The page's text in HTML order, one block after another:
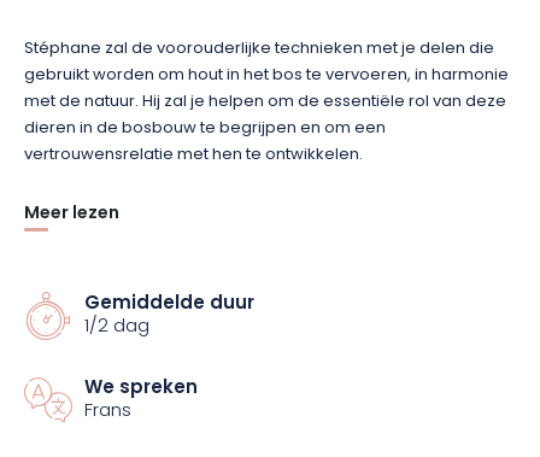
Stéphane zal de voorouderlijke technieken met je delen die
gebruikt worden om hout in het bos te vervoeren, in harmonie
met de natuur. Hij zal je helpen om de essentiële rol van deze
dieren in de bosbouw te begrijpen en om een
vertrouwensrelatie met hen te ontwikkelen.
Aan het einde van het uitstapje zul je termen kennen als
Stéphane staat klaar om zijn kennis met jullie te delen, dus
reserveer snel je plaats voor dit ongewone en leerzame uitje!
Meer lezen
Gemiddelde duur
1/2 dag
We spreken
Frans